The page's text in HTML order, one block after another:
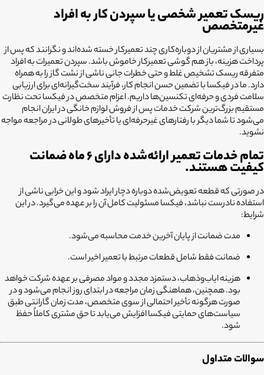
ریسک تعمیر شخصی یا سپردن کار به افراد
غیرمتخصص
بسیاری از مشتریان از دوباره‌کاری چند تعمیرکار خسته شده‌اند و نگرانند که پس از
پرداخت هزینه، باز هم گوشی تعمیرکار خاموش باشد. سپردن تعمیرات به افراد
متفرقه ریسک تشخیص غلط و حتی خطرات جانی ناشی از نشت گاز را به همراه
دارد. ما در فیکسا با تضمین حسن انجام کار، فرآیند سخت‌گیرانه‌ای برای ارزیابی
سلامت فردی و حرفه‌ای تکنسین‌ها داریم. اعزام متخصص در فیکسا تحت نظارت
مستقیم بزرگ‌ترین شرکت خدمات پس از فروش لوازم خانگی در ایران انجام
می‌شود تا شما دیگر با رفتارهای غیرحرفه‌ای یا تأخیرهای طولانی در مراجعه مواجه
نشوید.
تمام خدمات تعمیر ارائه‌شده دارای ۶ ماه ضمانت
کیفیت هستند.
در صورتی که قطعه تعویض‌شده دوباره دچار ایراد شود و این خرابی ناشی از
استفاده نادرست نباشد، فیکسا مسئولیت کامل آن را بر عهده می‌گیرد. در این
شرایط:
مدت ضمانت از پایان آخرین خدمت محاسبه می‌شود.
ضمانت فقط شامل قطعات مرتبط با تعمیر اخیر است.
هزینه ایاب‌وذهاب، دستمزد مجدد و مواد مصرفی بر عهده شرکت خواهد
بود. همچنین، هماهنگی زمان مراجعه در ابتدای روز انجام می‌شود و در
صورت هرگونه تأخیر احتمالی از سوی متخصص، مدت زمان گارانتی طبق
سیاست‌های حمایتی فیکسا افزایش می‌یابد تا حق مشتری کاملاً حفظ
شود.
سوالات متداول